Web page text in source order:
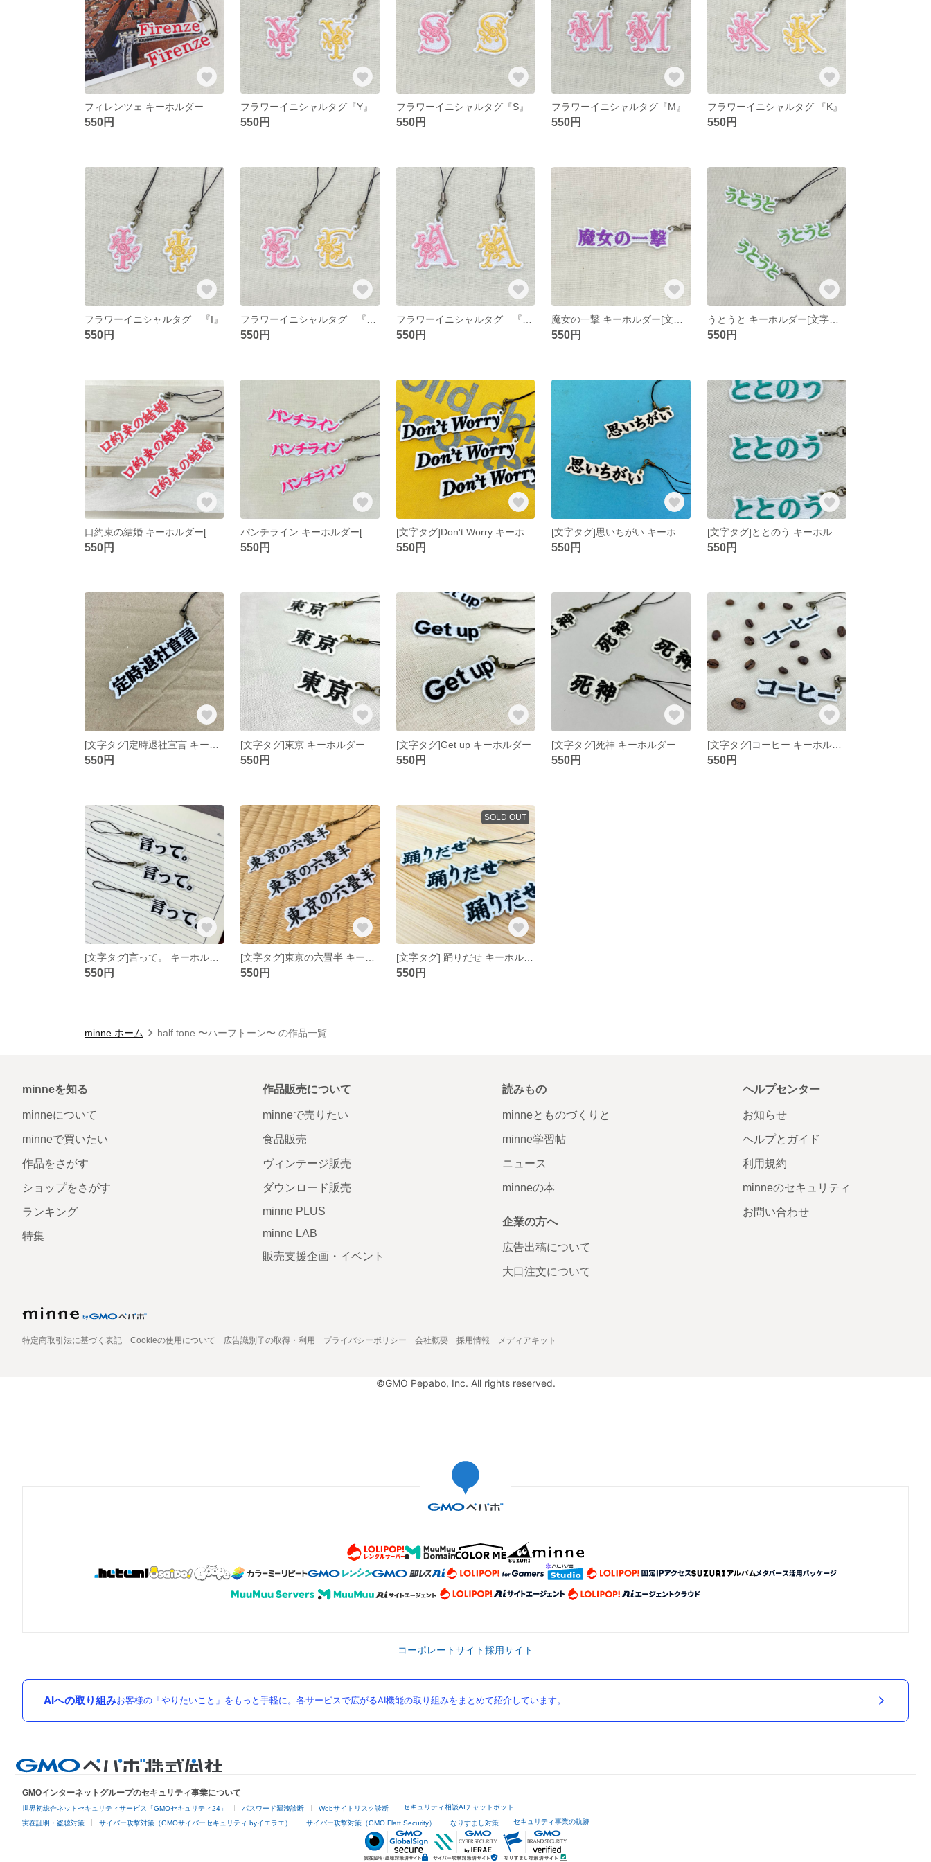
フィレンツェ キーホルダー
550円
フラワーイニシャルタグ『Y』
550円
フラワーイニシャルタグ『S』
550円
フラワーイニシャルタグ『M』
550円
フラワーイニシャルタグ 『K』
550円
フラワーイニシャルタグ 『I』
550円 550円 550円 550円 550円
550円
パンチライン キーホルダー[文字タグ]
550円 550円 550円 550円
550円
[文字タグ]東京 キーホルダー
550円
[文字タグ]Get up キーホルダー
550円
[文字タグ]死神 キーホルダー
550円 550円
550円 550円
SOLD OUT
[文字タグ] 踊りだせ キーホルダー
550円
minne ホーム half tone 〜ハーフトーン〜 の作品一覧
minneを知る
minneについて
minneで買いたい
作品をさがす
ショップをさがす
ランキング
特集
作品販売について
minneで売りたい
食品販売
ヴィンテージ販売
ダウンロード販売
minne PLUS
minne LAB
販売支援企画・イベント
読みもの
minneとものづくりと
minne学習帖
ニュース
minneの本
企業の方へ
広告出稿について
大口注文について
ヘルプセンター
お知らせ
ヘルプとガイド
利用規約
minneのセキュリティ
お問い合わせ
特定商取引法に基づく表記 Cookieの使用について 広告識別子の取得・利用 プライバシーポリシー 会社概要 採用情報 メディアキット
©GMO Pepabo, Inc. All rights reserved.
コーポレートサイト採用サイト
AIへの取り組みお客様の「やりたいこと」をもっと手軽に。各サービスで広がるAI機能の取り組みをまとめて紹介しています。
GMOインターネットグループのセキュリティ事業について
世界初総合ネットセキュリティサービス「GMOセキュリティ24」 パスワード漏洩診断 Webサイトリスク診断 セキュリティ相談AIチャットボット
実在証明・盗聴対策 サイバー攻撃対策（GMOサイバーセキュリティ byイエラエ） サイバー攻撃対策（GMO Flatt Security） なりすまし対策 セキュリティ事業の軌跡